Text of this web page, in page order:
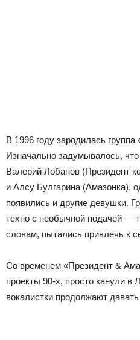
В 1996 году зародилась
Изначально задумывалось,
Валерий Лобанов (Президент
и Алсу Булгарина (Амазонка),
появились и другие девушки.
техно с необычной подачей —
словам, пытались привлечь к
Со временем «Президент &
проекты 90-х, просто канули в
вокалистки продолжают